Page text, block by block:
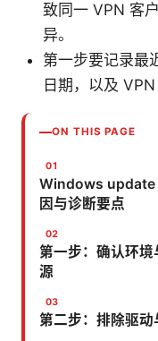
致同一 VPN 客
异。
第一步要记录最
日期，以及
ON THIS PAGE
Windows update
因与诊断要点
第一步：确认环
源
第二步：排除驱